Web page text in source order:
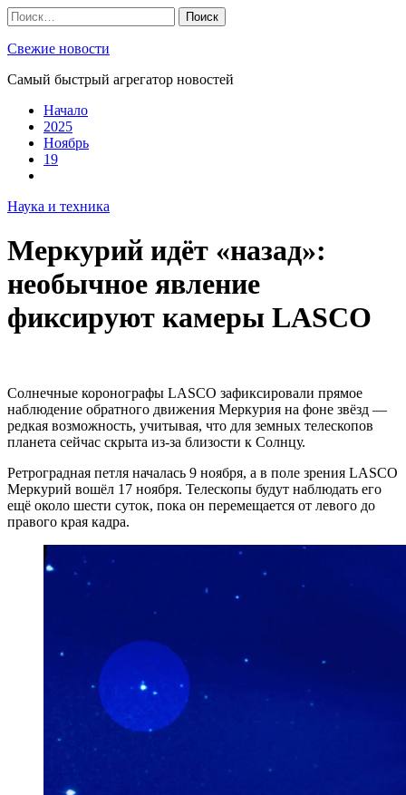
Skip
to
content
Найти:
Свежие новости
Самый быстрый агрегатор новостей
Начало
2025
Ноябрь
19
Наука и техника
Меркурий идёт «назад»:
необычное явление
фиксируют камеры LASCO
Солнечные коронографы LASCO зафиксировали прямое
наблюдение обратного движения Меркурия на фоне звёзд —
редкая возможность, учитывая, что для земных телескопов
планета сейчас скрыта из-за близости к Солнцу.
Ретроградная петля началась 9 ноября, а в поле зрения LASCO
Меркурий вошёл 17 ноября. Телескопы будут наблюдать его
ещё около шести суток, пока он перемещается от левого до
правого края кадра.